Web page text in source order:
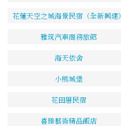
花蓮天空之城海景民宿（全新興建）
雅筑汽車商務旅館
海天依舍
小熊城堡
花田厝民宿
喜臻藝術精品飯店